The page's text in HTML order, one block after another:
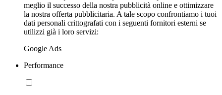
meglio il successo della nostra pubblicità online e ottimizzare
la nostra offerta pubblicitaria. A tale scopo confrontiamo i tuoi
dati personali crittografati con i seguenti fornitori esterni se
utilizzi già i loro servizi:
Google Ads
Performance